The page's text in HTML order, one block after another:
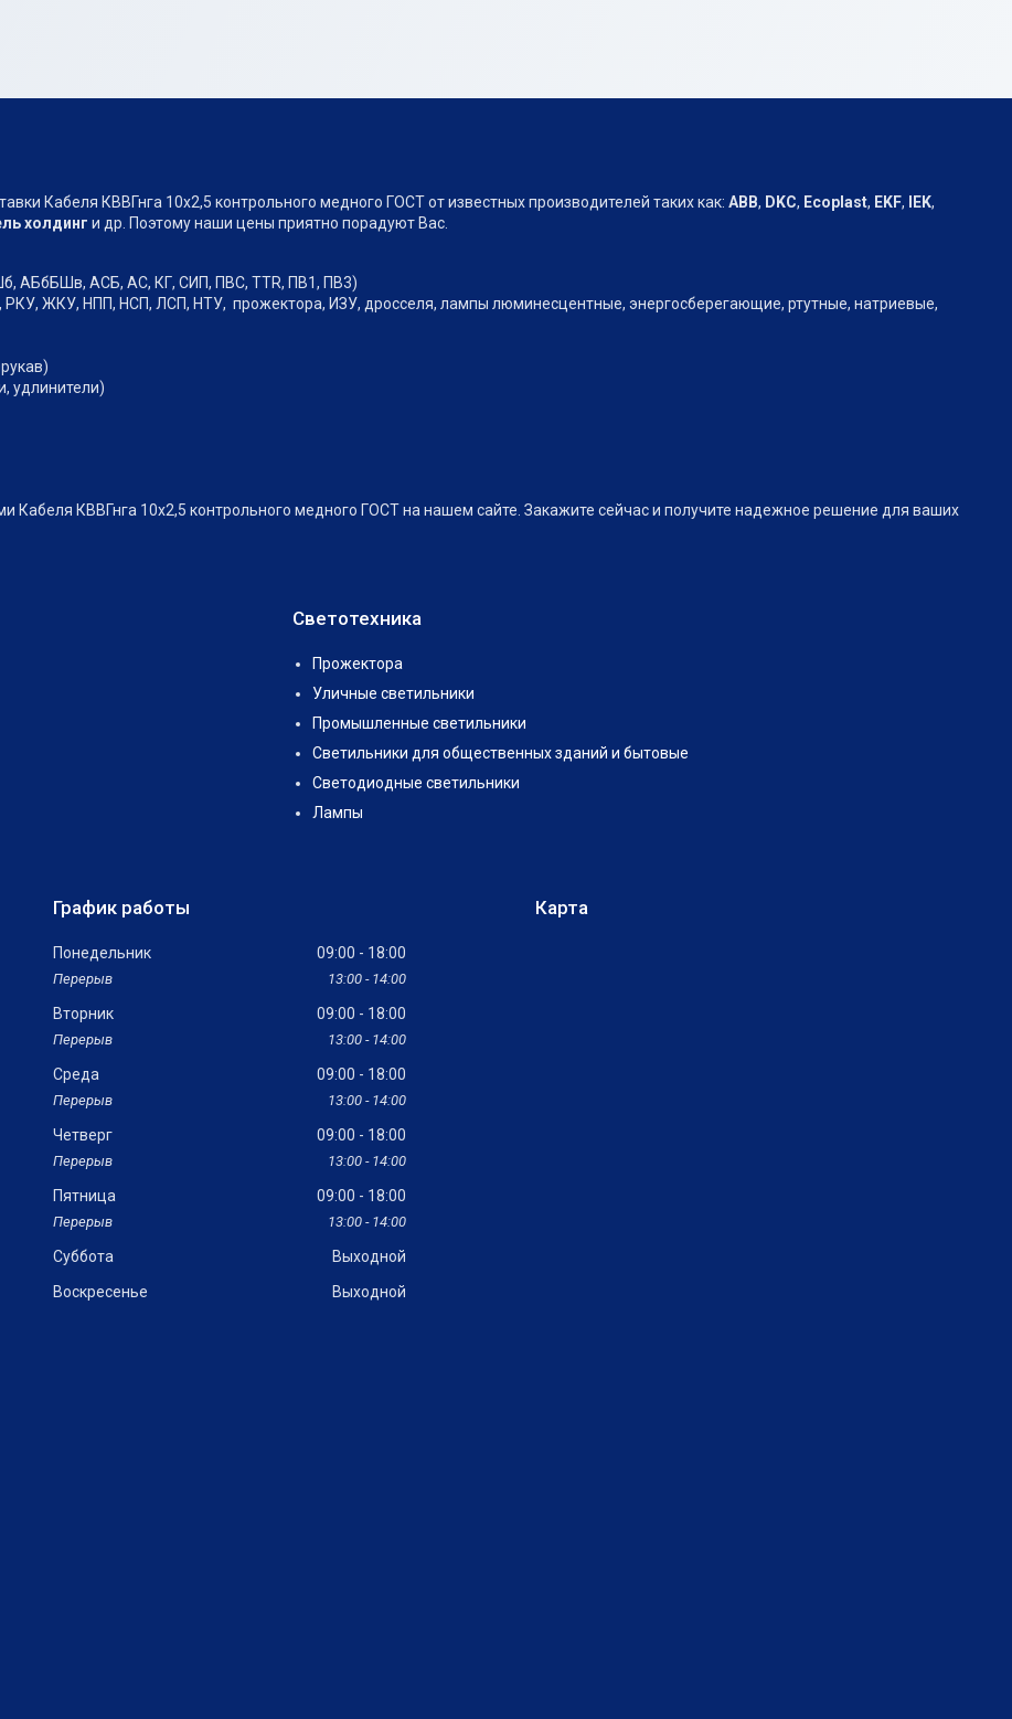
Кабеля КВВГнга 10х2,5 контрольного медного ГОСТ от известных производителей таких как: АВВ, DKC, Ecoplast, EKF, IEK,
холдинг и др. Поэтому наши цены приятно порадуют Вас.
АБбБШв, АСБ, АС, КГ, СИП, ПВС, TTR, ПВ1, ПВ3)
ЖКУ, НПП, НСП, ЛСП, НТУ, прожектора, ИЗУ, дросселя, лампы люминесцентные, энергосберегающие, ртутные, натриевые,
удлинители)
Кабеля КВВГнга 10х2,5 контрольного медного ГОСТ на нашем сайте. Закажите сейчас и получите надежное решение для ваших
Светотехника
Прожектора
Уличные светильники
Промышленные светильники
Светильники для общественных зданий и бытовые
Светодиодные светильники
Лампы
График работы
Понедельник 09:00 18:00
13:00 14:00
Вторник 09:00 18:00
13:00 14:00
Среда 09:00 18:00
13:00 14:00
Четверг 09:00 18:00
13:00 14:00
Пятница 09:00 18:00
13:00 14:00
Суббота
Выходной
Воскресенье
Выходной
Карта